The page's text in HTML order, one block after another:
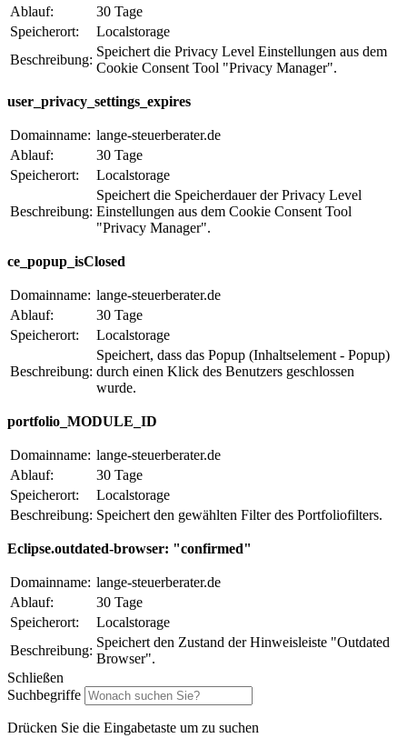
Ablauf:
30 Tage
Speicherort:
Localstorage
Beschreibung:
Speichert die Privacy Level Einstellungen aus dem
Cookie Consent Tool "Privacy Manager".
user_privacy_settings_expires
Domainname: lange-steuerberater.de
Ablauf:
30 Tage
Speicherort:
Localstorage
Beschreibung:
Speichert die Speicherdauer der Privacy Level
Einstellungen aus dem Cookie Consent Tool
"Privacy Manager".
ce_popup_isClosed
Domainname: lange-steuerberater.de
Ablauf:
30 Tage
Speicherort:
Localstorage
Beschreibung:
Speichert, dass das Popup (Inhaltselement - Popup)
durch einen Klick des Benutzers geschlossen
wurde.
portfolio_MODULE_ID
Domainname: lange-steuerberater.de
Ablauf:
30 Tage
Speicherort:
Localstorage
Beschreibung: Speichert den gewählten Filter des Portfoliofilters.
Eclipse.outdated-browser: "confirmed"
Domainname: lange-steuerberater.de
Ablauf:
30 Tage
Speicherort:
Localstorage
Beschreibung:
Speichert den Zustand der Hinweisleiste "Outdated
Browser".
Schließen
Suchbegriffe
Drücken Sie die Eingabetaste um zu suchen